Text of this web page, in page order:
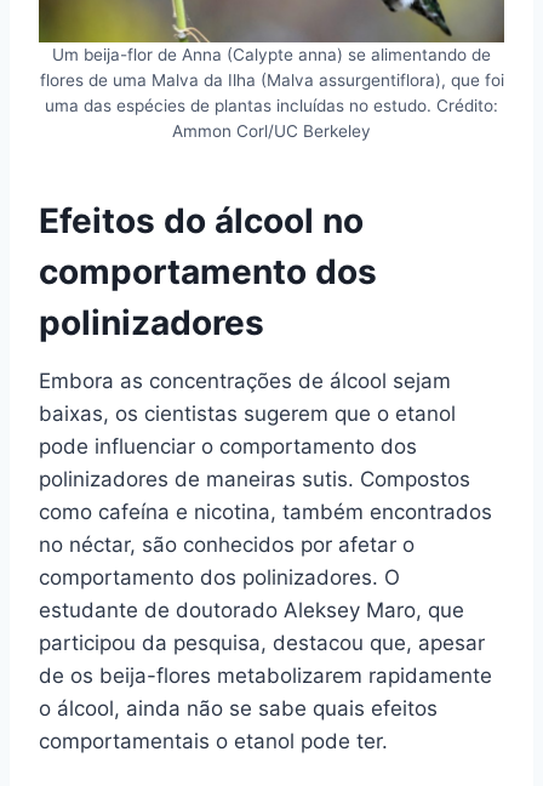
Um beija-flor de Anna (Calypte anna) se alimentando de
flores de uma Malva da Ilha (Malva assurgentiflora), que foi
uma das espécies de plantas incluídas no estudo. Crédito:
Ammon Corl/UC Berkeley
Efeitos do álcool no
comportamento dos
polinizadores
Embora as concentrações de álcool sejam
baixas, os cientistas sugerem que o etanol
pode influenciar o comportamento dos
polinizadores de maneiras sutis. Compostos
como cafeína e nicotina, também encontrados
no néctar, são conhecidos por afetar o
comportamento dos polinizadores. O
estudante de doutorado Aleksey Maro, que
participou da pesquisa, destacou que, apesar
de os beija-flores metabolizarem rapidamente
o álcool, ainda não se sabe quais efeitos
comportamentais o etanol pode ter.